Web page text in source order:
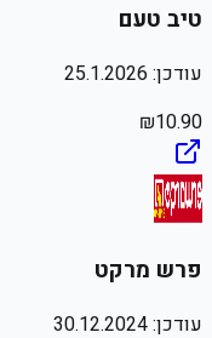
טיב טעם
עודכן: 25.1.2026
₪10.90
פרש מרקט
עודכן:30.12.2024